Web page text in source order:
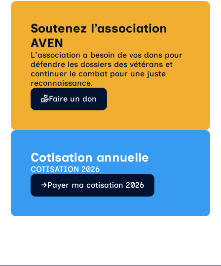
Soutenez l’association
AVEN
L'association a besoin de vos dons pour
défendre les dossiers des vétérans et
continuer le combat pour une juste
reconnaissance.
Faire un don
Cotisation annuelle
COTISATION 2026
Payer ma cotisation 2026